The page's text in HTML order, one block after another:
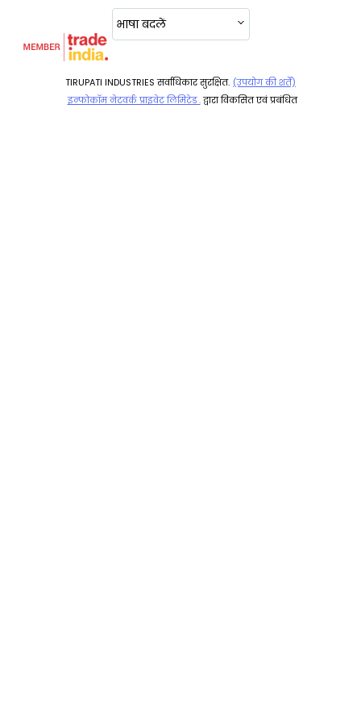
TIRUPATI INDUSTRIES सर्वाधिकार सुरक्षित. (उपयोग की शर्तें)
इन्फोकॉम नेटवर्क प्राइवेट लिमिटेड .द्वारा विकसित एवं प्रबंधित
भाषा बदलें